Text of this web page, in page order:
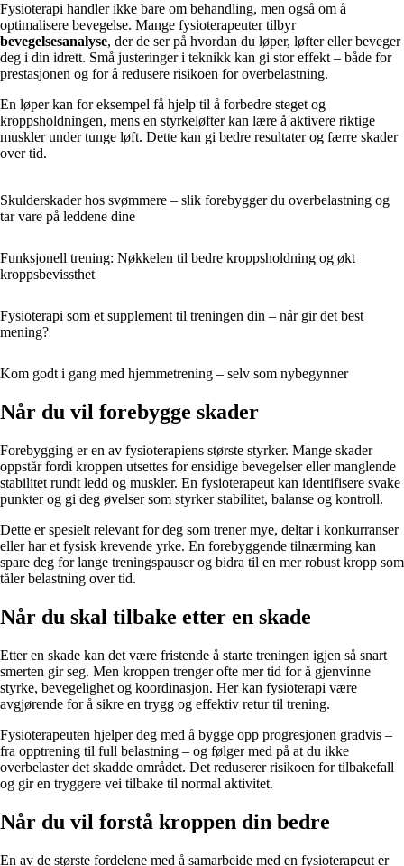
Fysioterapi handler ikke bare om behandling, men også om å
optimalisere bevegelse. Mange fysioterapeuter tilbyr
bevegelsesanalyse, der de ser på hvordan du løper, løfter eller beveger
deg i din idrett. Små justeringer i teknikk kan gi stor effekt – både for
prestasjonen og for å redusere risikoen for overbelastning.
En løper kan for eksempel få hjelp til å forbedre steget og
kroppsholdningen, mens en styrkeløfter kan lære å aktivere riktige
muskler under tunge løft. Dette kan gi bedre resultater og færre skader
over tid.
Skulderskader hos svømmere – slik forebygger du overbelastning og
tar vare på leddene dine
Funksjonell trening: Nøkkelen til bedre kroppsholdning og økt
kroppsbevissthet
Fysioterapi som et supplement til treningen din – når gir det best
mening?
Kom godt i gang med hjemmetrening – selv som nybegynner
Når du vil forebygge skader
Forebygging er en av fysioterapiens største styrker. Mange skader
oppstår fordi kroppen utsettes for ensidige bevegelser eller manglende
stabilitet rundt ledd og muskler. En fysioterapeut kan identifisere svake
punkter og gi deg øvelser som styrker stabilitet, balanse og kontroll.
Dette er spesielt relevant for deg som trener mye, deltar i konkurranser
eller har et fysisk krevende yrke. En forebyggende tilnærming kan
spare deg for lange treningspauser og bidra til en mer robust kropp som
tåler belastning over tid.
Når du skal tilbake etter en skade
Etter en skade kan det være fristende å starte treningen igjen så snart
smerten gir seg. Men kroppen trenger ofte mer tid for å gjenvinne
styrke, bevegelighet og koordinasjon. Her kan fysioterapi være
avgjørende for å sikre en trygg og effektiv retur til trening.
Fysioterapeuten hjelper deg med å bygge opp progresjonen gradvis –
fra opptrening til full belastning – og følger med på at du ikke
overbelaster det skadde området. Det reduserer risikoen for tilbakefall
og gir en tryggere vei tilbake til normal aktivitet.
Når du vil forstå kroppen din bedre
En av de største fordelene med å samarbeide med en fysioterapeut er